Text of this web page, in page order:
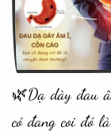
🌿Dạ dày đau
có đang coi đó